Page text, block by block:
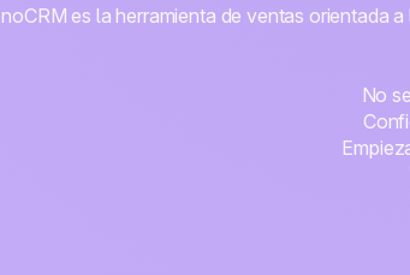
noCRM es la herramienta de ventas orientada
No